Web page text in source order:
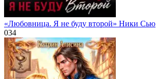
«Любовница. Я не буду второй» Ники Сью
034